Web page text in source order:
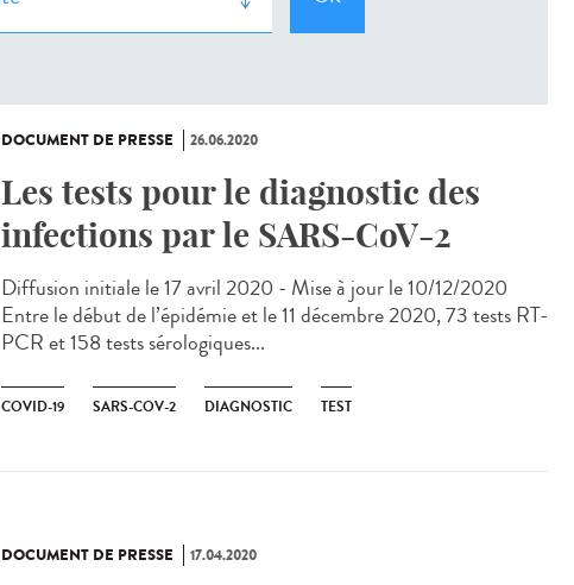
DOCUMENT DE PRESSE 26.06.2020
Les tests pour le diagnostic des
infections par le SARS-CoV-2
Diffusion initiale le 17 avril 2020 - Mise à jour le 10/12/2020
Entre le début de l’épidémie et le 11 décembre 2020, 73 tests RT-
PCR et 158 tests sérologiques...
COVID-19 SARS-COV-2 DIAGNOSTIC TEST
DOCUMENT DE PRESSE 17.04.2020